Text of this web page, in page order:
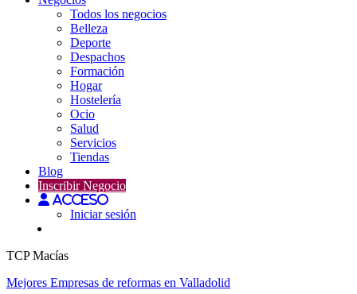
Todos los negocios
Belleza
Deporte
Despachos
Formación
Hogar
Hostelería
Ocio
Salud
Servicios
Tiendas
Blog
Inscribir Negocio
Acceso
Iniciar sesión
TCP Macías
Mejores Empresas de reformas en Valladolid